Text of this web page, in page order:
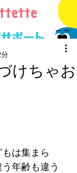
けちゃお
分
は集まら
年齢も違う